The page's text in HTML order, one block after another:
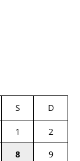
S D
1
2
8
9